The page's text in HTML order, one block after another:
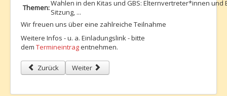
Themen:Wahlen in den Kitas und GBS: Elternvertreter*innen und
Sitzung, ...
Wir freuen uns über eine zahlreiche Teilnahme
Weitere Infos - u. a. Einladungslink - bitte
dem Termineintragentnehmen.
Vorheriger Beitrag: Willkommen im BEA Nord -
Zurück Nächster Beitrag: Einladung zur BEA Nord Sitzung /
Weiter